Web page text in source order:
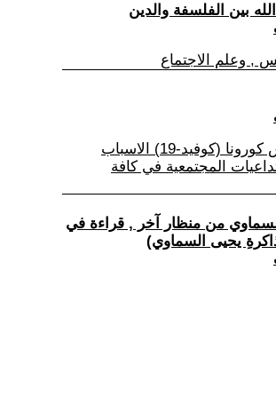
, وعلم الاجتماع
ملف: وباء - فيروس كورونا (كوفيد-19) الاسباب
المجتمعية في كافة
السماوي من منظار آخر , قراءة في
يحيى السماوي)